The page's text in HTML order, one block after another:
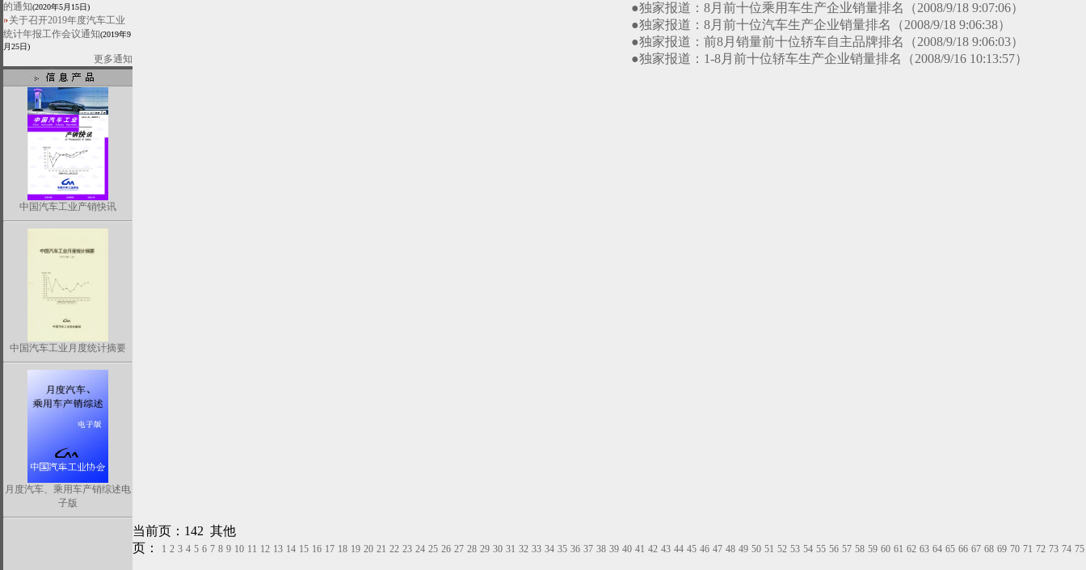
的通知(2020年5月15日)
关于召开2019年度汽车工业
统计年报工作会议通知(2019年9
月25日)
更多通知
中国汽车工业产销快讯
中国汽车工业月度统计摘要
月度汽车、乘用车产销综述电
子版
●独家报道：8月前十位乘用车生产企业销量排名（2008/9/18 9:07:06）
●独家报道：8月前十位汽车生产企业销量排名（2008/9/18 9:06:38）
●独家报道：前8月销量前十位轿车自主品牌排名（2008/9/18 9:06:03）
●独家报道：1-8月前十位轿车生产企业销量排名（2008/9/16 10:13:57）
当前页：142 其他
页：
1 2 3 4 5 6 7 8 9 10 11 12 13 14 15 16 17 18 19 20 21 22 23 24 25 26 27 28 29 30 31 32 33 34 35 36 37 38 39 40 41 42 43 44 45 46 47 48 49 50 51 52 53 54 55 56 57 58 59 60 61 62 63 64 65 66 67 68 69 70 71 72 73 74 75